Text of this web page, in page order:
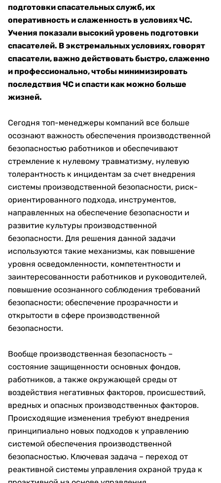
подготовки спасательных служб, их
оперативность и слаженность в условиях ЧС.
Учения показали высокий уровень подготовки
спасателей. В экстремальных условиях, говорят
спасатели, важно действовать быстро, слаженно
и профессионально, чтобы минимизировать
последствия ЧС и спасти как можно больше
жизней.
Сегодня топ-менеджеры компаний все больше
осознают важность обеспечения производственной
безопасностью работников и обеспечивают
стремление к нулевому травматизму, нулевую
толерантность к инцидентам за счет внедрения
системы производственной безопасности, риск-
ориентированного подхода, инструментов,
направленных на обеспечение безопасности и
развитие культуры производственной
безопасности. Для решения данной задачи
используются такие механизмы, как повышение
уровня осведомленности, компетентности и
заинтересованности работников и руководителей,
повышение осознанного соблюдения требований
безопасности; обеспечение прозрачности и
открытости в сфере производственной
безопасности.
Вообще производственная безопасность –
состояние защищенности основных фондов,
работников, а также окружающей среды от
воздействия негативных факторов, происшествий,
вредных и опасных производственных факторов.
Происходящие изменения требуют внедрения
принципиально новых подходов к управлению
системой обеспечения производственной
безопасностью. Ключевая задача – переход от
реактивной системы управления охраной труда к